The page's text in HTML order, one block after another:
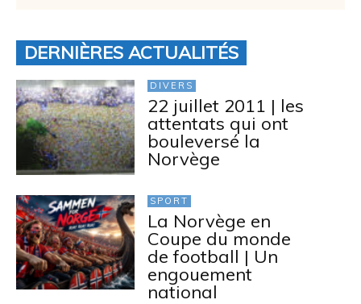
DERNIÈRES ACTUALITÉS
DIVERS
22 juillet 2011 | les
attentats qui ont
bouleversé la
Norvège
SPORT
La Norvège en
Coupe du monde
de football | Un
engouement
national